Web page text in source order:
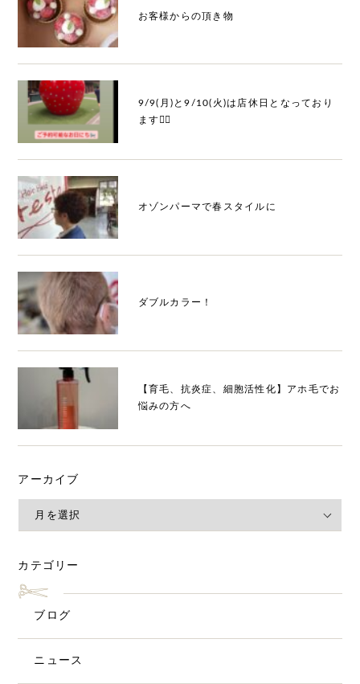
お客様からの頂き物
9/9(月)と9/10(火)は店休日となっており
ます🙇‍♀️
オゾンパーマで春スタイルに
ダブルカラー！
【育毛、抗炎症、細胞活性化】アホ毛でお
悩みの方へ
アーカイブ
カテゴリー
ブログ
ニュース